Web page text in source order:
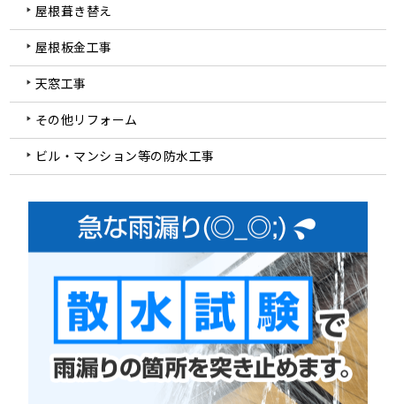
屋根葺き替え
屋根板金工事
天窓工事
その他リフォーム
ビル・マンション等の防水工事